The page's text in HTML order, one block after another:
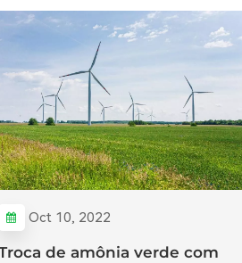
Oct 10, 2022
de amônia verde com